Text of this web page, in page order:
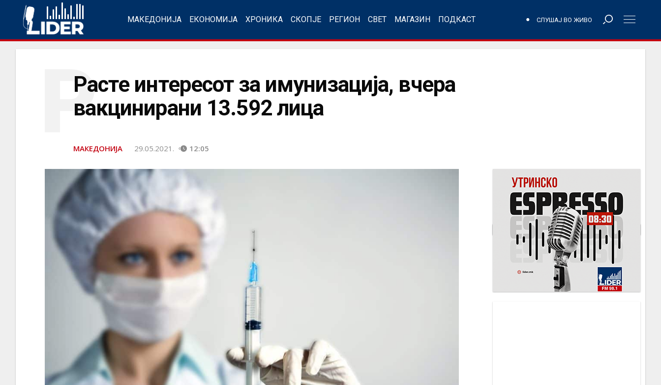
МАКЕДОНИЈА ЕКОНОМИЈА ХРОНИКА СКОПЈЕ РЕГИОН СВЕТ МАГАЗИН ПОДКАСТ СЛУШАЈ ВО ЖИВО
Расте интересот за имунизација, вчера
вакцинирани 13.592 лица
Р
МАКЕДОНИЈА 29.05.2021. 12:05